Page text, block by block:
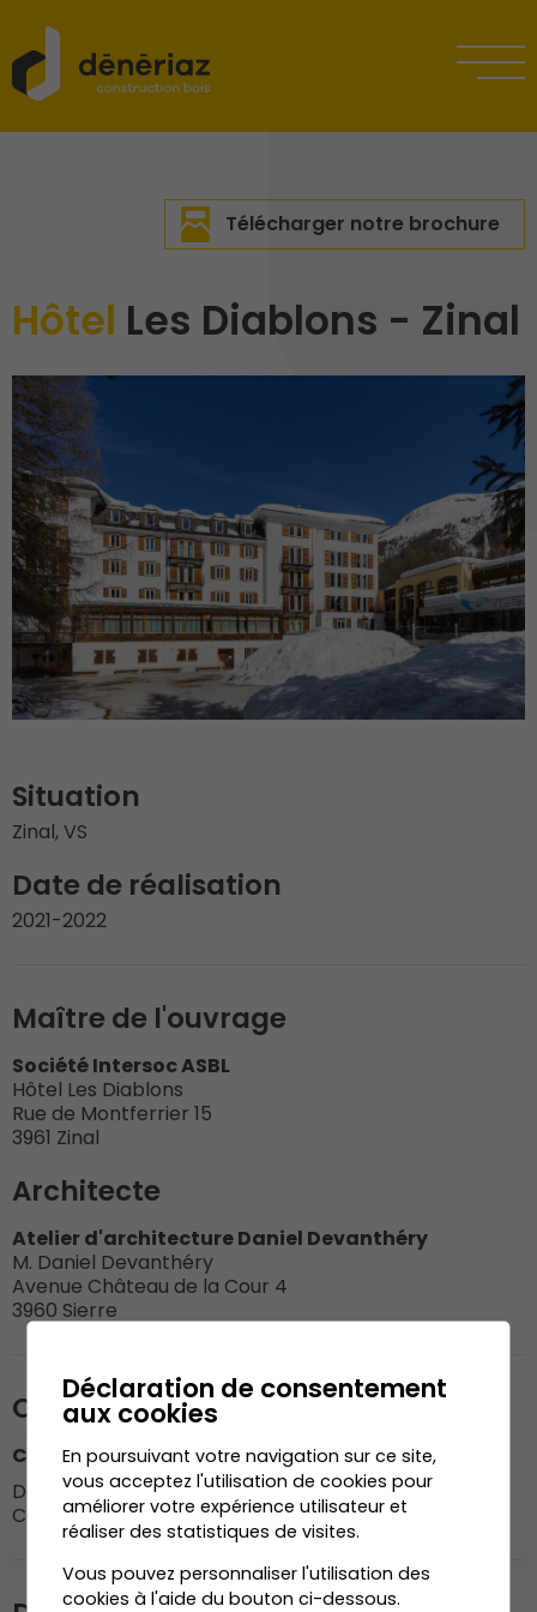
Télécharger notre brochure
Hôtel Les Diablons - Zinal
Situation
Zinal, VS
Date de réalisation
2021-2022
Maître de l'ouvrage
Société Intersoc ASBL
Hôtel Les Diablons
Rue de Montferrier 15
3961 Zinal
Architecte
Atelier d'architecture Daniel Devanthéry
M. Daniel Devanthéry
Avenue Château de la Cour 4
3960 Sierre
Organisation du chantier
Consortium
Dénériaz SA, Sion60%(pilote)
Cons. Anniviers Bois, Grimentz40%
Déclaration de consentement
aux cookies
En poursuivant votre navigation sur ce site,
vous acceptez l'utilisation de cookies pour
améliorer votre expérience utilisateur et
réaliser des statistiques de visites.
Vous pouvez personnaliser l'utilisation des
cookies à l'aide du bouton ci-dessous.